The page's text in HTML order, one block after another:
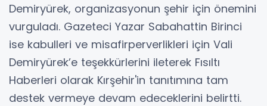
Demiryürek, organizasyonun şehir için önemini
vurguladı. Gazeteci Yazar Sabahattin Birinci
ise kabulleri ve misafirperverlikleri için Vali
Demiryürek’e teşekkürlerini ileterek Fısıltı
Haberleri olarak Kırşehir'in tanıtımına tam
destek vermeye devam edeceklerini belirtti.